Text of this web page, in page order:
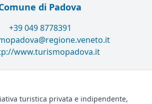
di Padova
+39 049 8778391
www.turismopadova.it
turistica privata e indipendente,